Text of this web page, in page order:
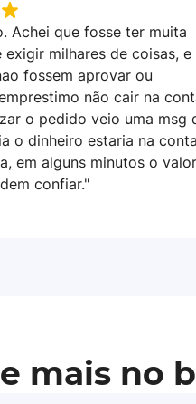
Achei que fosse ter muita
exigir milhares de coisas, e
fossem aprovar ou
não cair na
o pedido veio uma msg
o dinheiro estaria na
em alguns minutos o valor
confiar."
mais no